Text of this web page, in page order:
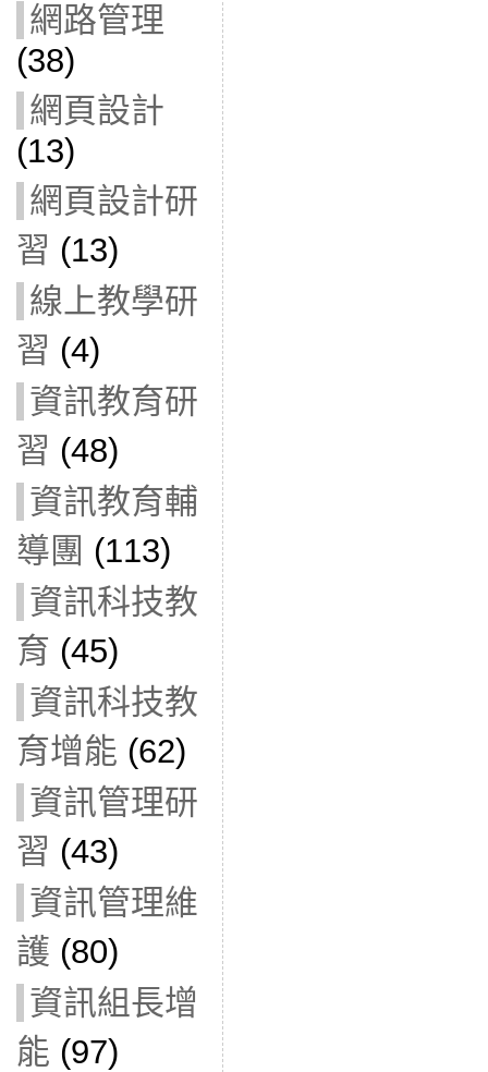
網路管理
(38)
網頁設計
(13)
網頁設計研
習 (13)
線上教學研
習 (4)
資訊教育研
習 (48)
資訊教育輔
導團 (113)
資訊科技教
育 (45)
資訊科技教
育增能 (62)
資訊管理研
習 (43)
資訊管理維
護 (80)
資訊組長增
能 (97)